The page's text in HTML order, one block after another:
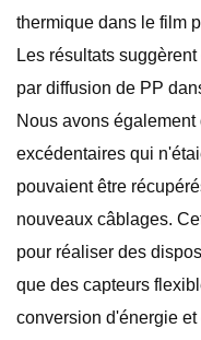
thermique dans le film
Les résultats
par diffusion de PP
Nous avons
excédentaires qui
pouvaient être
nouveaux câblages.
pour réaliser des
que des capteurs
conversion d'énergie